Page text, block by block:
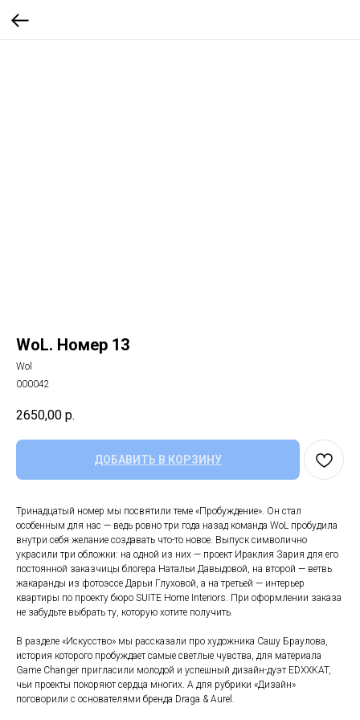
WoL. Номер 13
Wol
000042
2650,00 р.
ДОБАВИТЬ В КОРЗИНУ
Тринадцатый номер мы посвятили теме «Пробуждение». Он стал
особенным для нас — ведь ровно три года назад команда WoL пробудила
внутри себя желание создавать что-то новое. Выпуск символично
украсили три обложки: на одной из них — проект Ираклия Зария для его
постоянной заказчицы блогера Натальи Давыдовой, на второй — ветвь
жакаранды из фотоэссе Дарьи Глуховой, а на третьей — интерьер
квартиры по проекту бюро SUITE Home Interiors. При оформлении заказа
не забудьте выбрать ту, которую хотите получить.
В разделе «Искусство» мы рассказали про художника Сашу Браулова,
история которого пробуждает самые светлые чувства, для материала
Game Changer пригласили молодой и успешный дизайн-дуэт EDXXKAT,
чьи проекты покоряют сердца многих. А для рубрики «Дизайн»
поговорили с основателями бренда Draga & Aurel.